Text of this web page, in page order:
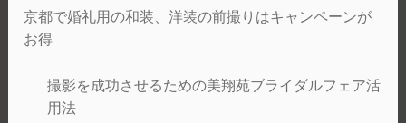
京都で婚礼用の和装、洋装の前撮りはキャンペーンが
お得
撮影を成功させるための美翔苑ブライダルフェア活
用法